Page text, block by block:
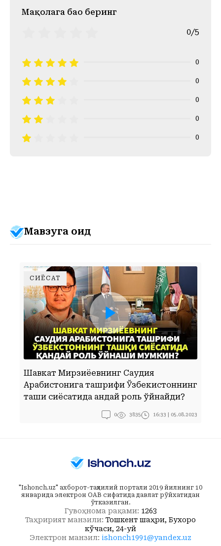
Mақолага баҳо беринг
0/5
0
0
0
0
0
Мавзуга оид
СИЁСАТ
Шавкат Мирзиёевнинг Саудия
Арабистонига ташрифи Ўзбекистоннинг
ташқи сиёсатида қандай роль ўйнайди?
0 3835 16:33 | 05.08.2023
"Ishonch.uz" ахборот-таҳлилий портали 2019 йилнинг 10
январида электрон ОАВ сифатида давлат рўйхатидан
ўтказилган.
Гувоҳнома рақами: 1263
Таҳририят манзили: Тошкент шаҳри, Бухоро
кўчаси, 24-уй
Электрон манзил: ishonch1991@yandex.uz